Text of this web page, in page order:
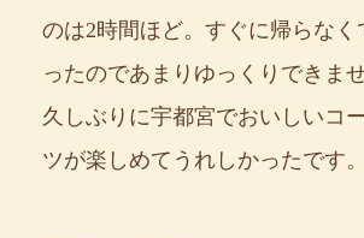
のは2時間ほど。すぐに帰らなく
ったのであまりゆっくりできま
久しぶりに宇都宮でおいしいコ
ツが楽しめてうれしかったです。